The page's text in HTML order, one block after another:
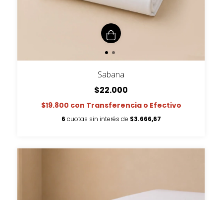
Sabana
$22.000
$19.800 con Transferencia o Efectivo
6 cuotas sin interés de $3.666,67